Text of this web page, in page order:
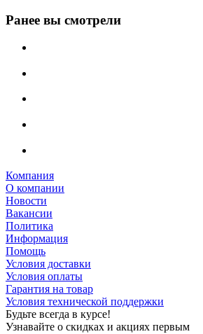
Ранее вы смотрели
Компания
О компании
Новости
Вакансии
Политика
Информация
Помощь
Условия доставки
Условия оплаты
Гарантия на товар
Условия технической поддержки
Будьте всегда в курсе!
Узнавайте о скидках и акциях первым